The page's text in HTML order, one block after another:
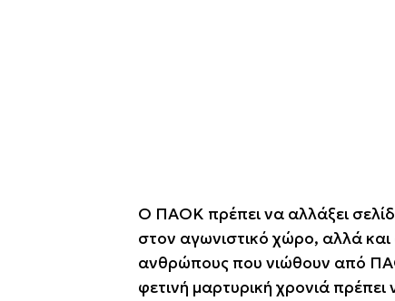
Ο ΠΑΟΚ πρέπει να αλλάξει
στον αγωνιστικό χώρο, αλλά
ανθρώπους που νιώθουν από
φετινή μαρτυρική χρονιά